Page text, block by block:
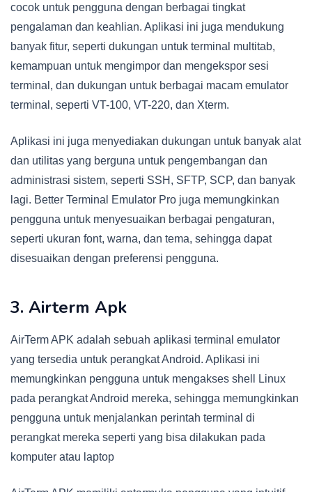
cocok untuk pengguna dengan berbagai tingkat
pengalaman dan keahlian. Aplikasi ini juga mendukung
banyak fitur, seperti dukungan untuk terminal multitab,
kemampuan untuk mengimpor dan mengekspor sesi
terminal, dan dukungan untuk berbagai macam emulator
terminal, seperti VT-100, VT-220, dan Xterm.
Aplikasi ini juga menyediakan dukungan untuk banyak alat
dan utilitas yang berguna untuk pengembangan dan
administrasi sistem, seperti SSH, SFTP, SCP, dan banyak
lagi. Better Terminal Emulator Pro juga memungkinkan
pengguna untuk menyesuaikan berbagai pengaturan,
seperti ukuran font, warna, dan tema, sehingga dapat
disesuaikan dengan preferensi pengguna.
3. Airterm Apk
AirTerm APK adalah sebuah aplikasi terminal emulator
yang tersedia untuk perangkat Android. Aplikasi ini
memungkinkan pengguna untuk mengakses shell Linux
pada perangkat Android mereka, sehingga memungkinkan
pengguna untuk menjalankan perintah terminal di
perangkat mereka seperti yang bisa dilakukan pada
komputer atau laptop